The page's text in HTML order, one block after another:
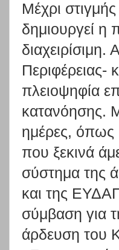
Μέχρι
δημιουργεί η
διαχειρίσιμη.
Περιφέρειας-
πλειοψηφία
κατανόησης.
ημέρες, όπως
που ξεκινά
σύστημα της
και της
σύμβαση για
άρδευση του